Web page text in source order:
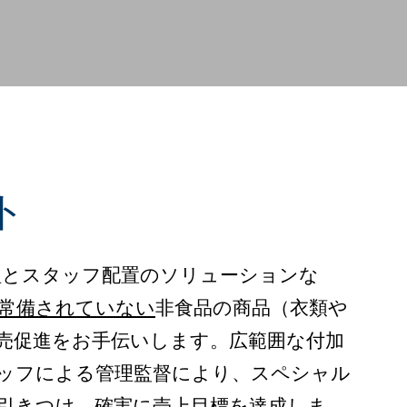
スタッフ配置のソリューションな
備されていない非食品の商品（衣類や
促進をお手伝いします。広範囲な付加
フによる管理監督により、スペシャル